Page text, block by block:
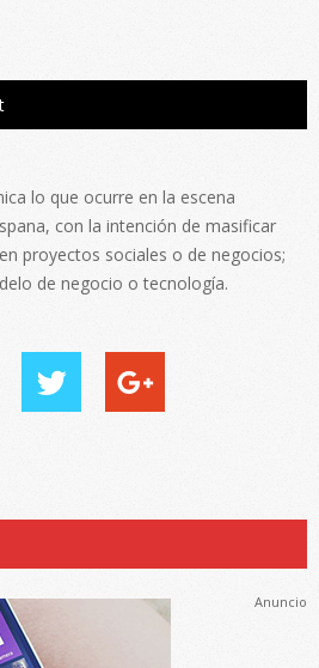
lo que ocurre en la escena
con la intención de masificar
proyectos sociales o de negocios;
de negocio o tecnología.
Anuncio